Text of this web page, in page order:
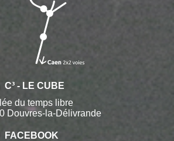
C³ - LE CUBE
du temps libre
Douvres-la-Délivrande
FACEBOOK